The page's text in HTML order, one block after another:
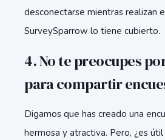
desconectarse mientras realizan
SurveySparrow lo tiene cubierto.
4. No te preocupes
para compartir
Digamos que has creado una
hermosa y atractiva. Pero, ¿es